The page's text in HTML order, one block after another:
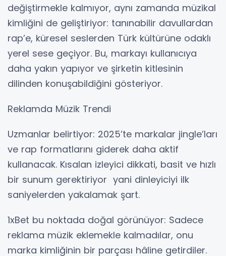
değiştirmekle kalmıyor, aynı zamanda müzikal
kimliğini de geliştiriyor: tanınabilir davullardan
rap’e, küresel seslerden Türk kültürüne odaklı
yerel sese geçiyor. Bu, markayı kullanıcıya
daha yakın yapıyor ve şirketin kitlesinin
dilinden konuşabildiğini gösteriyor.
Reklamda Müzik Trendi
Uzmanlar belirtiyor: 2025’te markalar jingle’ları
ve rap formatlarını giderek daha aktif
kullanacak. Kısalan izleyici dikkati, basit ve hızlı
bir sunum gerektiriyor yani dinleyiciyi ilk
saniyelerden yakalamak şart.
1xBet bu noktada doğal görünüyor: Sadece
reklama müzik eklemekle kalmadılar, onu
marka kimliğinin bir parçası hâline getirdiler.